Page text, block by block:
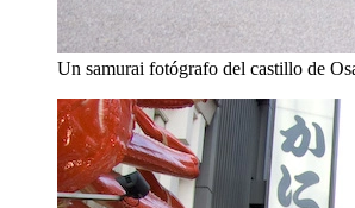
Un samurai fotógrafo del castillo de